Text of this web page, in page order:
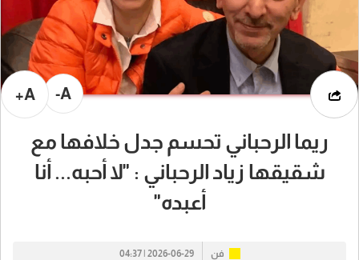
A-
A+
ريما الرحباني تحسم جدل خلافها مع
شقيقها زياد الرحباني : "لا أحبه... أنا
أعبده"
فن 2026-06-29 | 04:37